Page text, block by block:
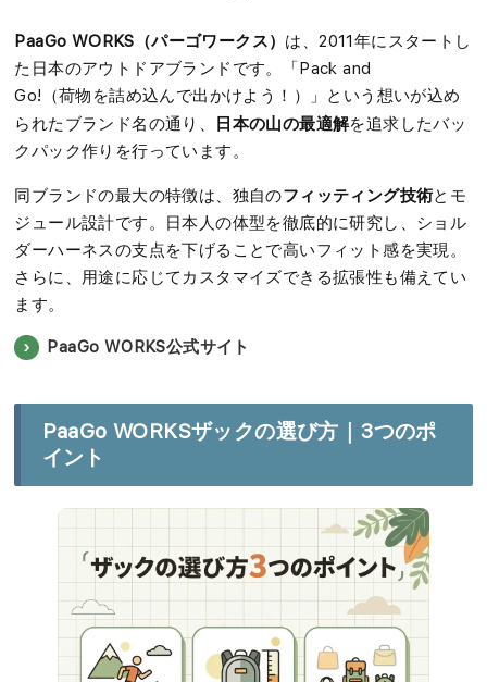
PaaGo WORKS（パーゴワークス） は、2011年にスタートし
た日本のアウトドアブランドです。「Pack and
Go!（荷物を詰め込んで出かけよう！）」という想いが込め
られたブランド名の通り、
日本の山の最適解を追求したバッ
クパック作りを行っています。
同ブランドの最大の特徴は、独自のフィッティング技術とモ
ジュール設計です。日本人の体型を徹底的に研究し、ショル
ダーハーネスの支点を下げることで高いフィット感を実現。
さらに、用途に応じてカスタマイズできる拡張性も備えてい
ます。
PaaGo WORKS公式サイト
PaaGo WORKSザックの選び方｜3つのポ
イント